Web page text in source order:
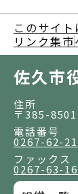
このサイト
リンク集市
佐久市
住所
〒385-
電話番号
0267-62-
ファックス
0267-63-